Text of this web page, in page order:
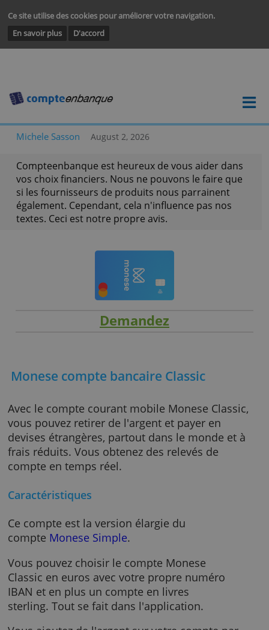
Ce site utilise des cookies pour améliorer votre navigation.
En savoir plus
D'accord
Compteenbanque est heureux de vous aider
vos choix financiers. Nous ne pouvons le faire
si les fournisseurs de produits nous parrainent
textes. Ceci est notre propre avis.
Monese compte bancaire Classic
Avec le compte courant mobile Monese
devises étrangères, partout dans le monde
compte en temps réel.
Caractéristiques
Ce compte est la version élargie du
compteMonese Simple.